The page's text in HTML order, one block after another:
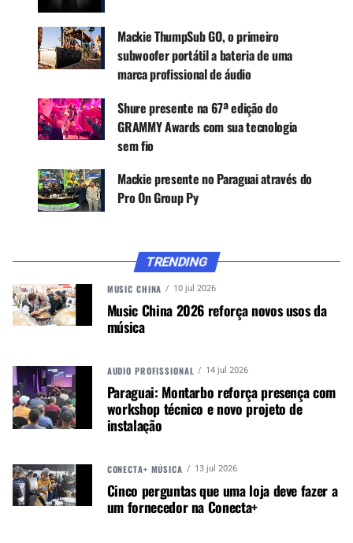
é um kit inicial completo para
vloggers móveis. Começa com o microfone EM-
93M, completo com windscreen de espuma e
pele, juntamente com um tripé versátil com barra
de extensão. Também é equipado com uma luz de
com difusor e três montagens diferentes para
fácil configuração com DSLR ou outros
dispositivos.
Mackie ThumpSub GO, o primeiro
subwoofer portátil a bateria de uma
marca profissional de áudio
Shure presente na 67ª edição do
GRAMMY Awards com sua tecnologia
sem fio
Mackie presente no Paraguai através do
Pro On Group Py
TRENDING
MUSIC CHINA 10 jul 2026
Music China 2026 reforça novos usos da
música
AUDIO PROFISSIONAL 14 jul 2026
Paraguai: Montarbo reforça presença com
workshop técnico e novo projeto de
instalação
CONECTA+ MÚSICA 13 jul 2026
Cinco perguntas que uma loja deve fazer a
um fornecedor na Conecta+